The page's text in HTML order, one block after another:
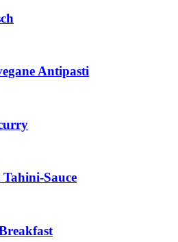
Antipasti
Sauce